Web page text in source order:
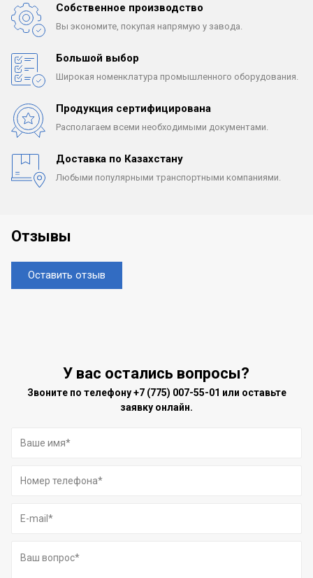
Собственное производство
Вы экономите, покупая напрямую у завода.
Большой выбор
Широкая номенклатура промышленного оборудования.
Продукция сертифицирована
Располагаем всеми необходимыми документами.
Доставка по Казахстану
Любыми популярными транспортными компаниями.
Отзывы
Оставить отзыв
У вас остались вопросы?
Звоните по телефону+7 (775) 007-55-01 или оставьте
заявку онлайн.